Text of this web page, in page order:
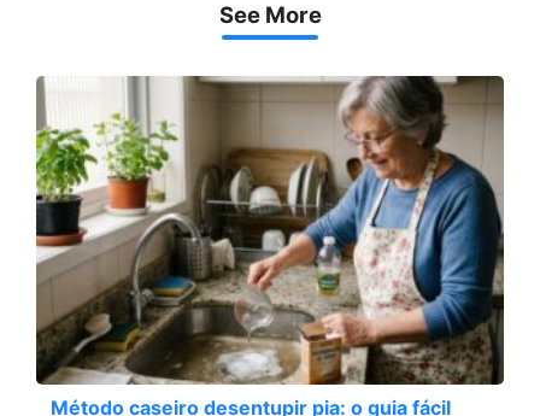
See More
Método caseiro desentupir pia: o guia fácil